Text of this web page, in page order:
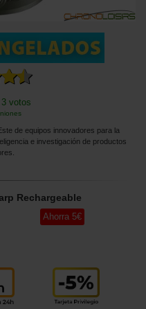
votos
de equipos innovadores para la
e investigación de productos
Rechargeable
Ahorra 5€